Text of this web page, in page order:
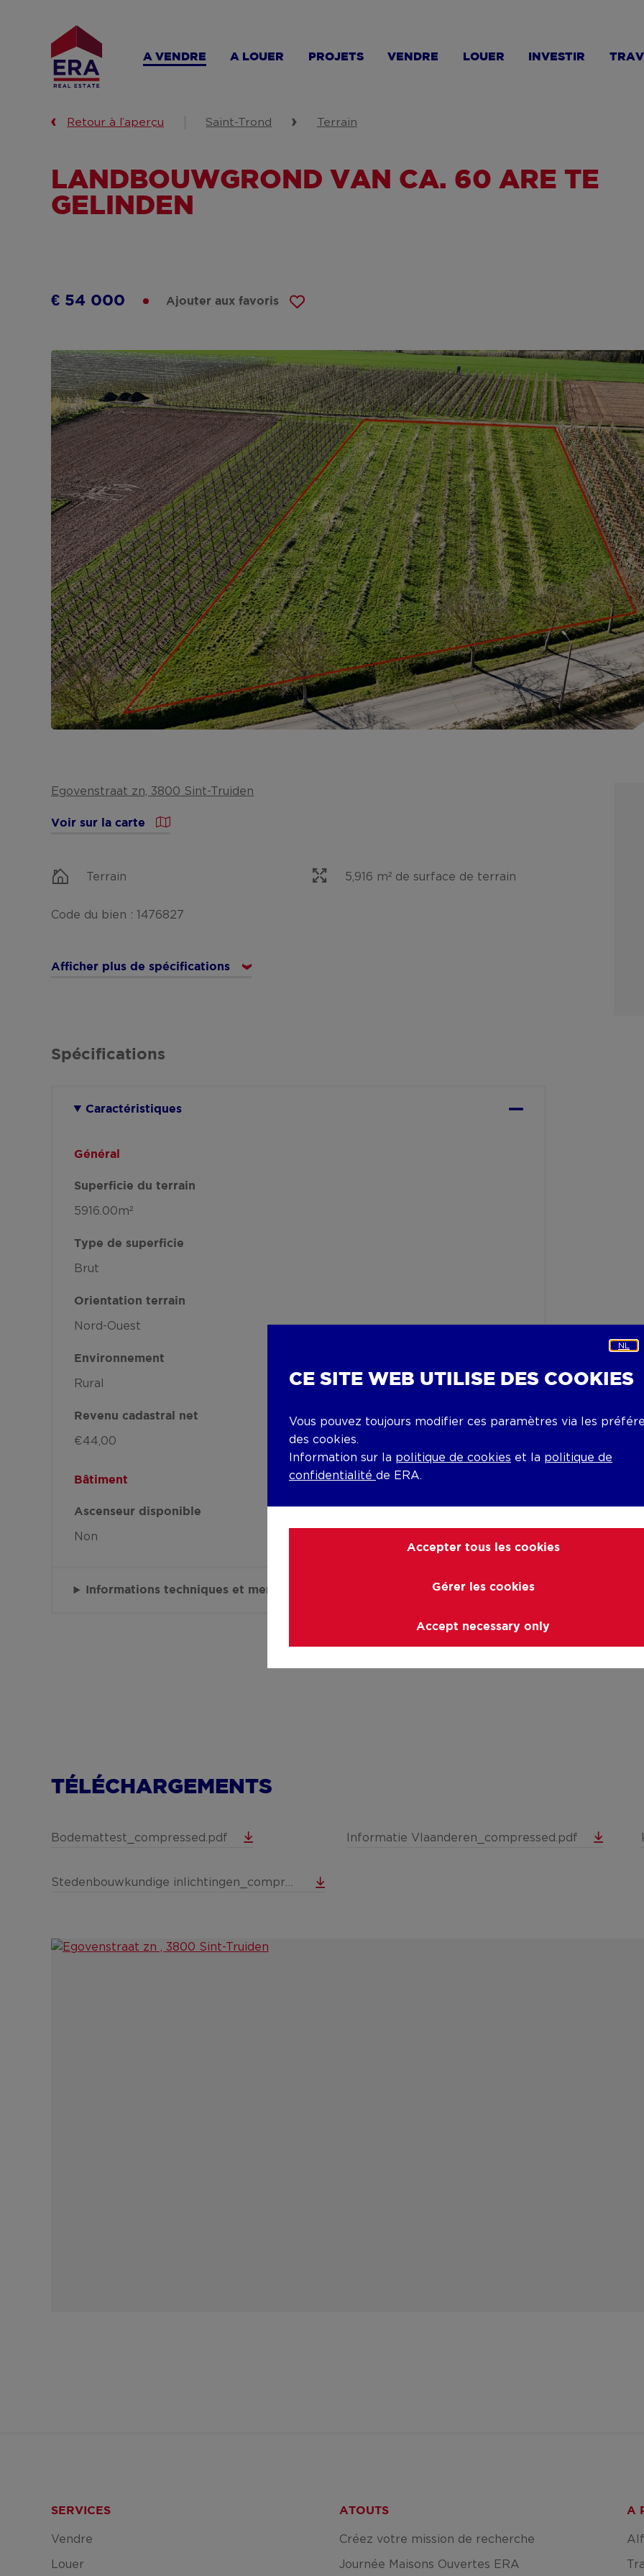
A VENDRE A LOUER PROJETS VENDRE LOUER INVESTIR
Retour à l’aperçu Saint-Trond Terrain
LANDBOUWGROND VAN CA. 60 ARE TE
GELINDEN
€ 54 000 Ajouter aux favoris
Egovenstraat zn, 3800 Sint-Truiden
Voir sur la carte
Terrain 5,916 m² de surface de terrain
Code du bien : 1476827
Afficher plus de spécifications
Spécifications
Caractéristiques
Général
Superficie du terrain
5916.00m²
Type de superficie
Brut
Orientation terrain
Nord-Ouest
Environnement
Rural
Revenu cadastral net
€44,00
Bâtiment
Ascenseur disponible
Non
Informations techniques et mentions légales
TÉLÉCHARGEMENTS
Bodemattest_compressed.pdf Informatie Vlaanderen_compressed.pdf
Stedenbouwkundige inlichtingen_compressed.pdf
SERVICES
Vendre
Louer
ATOUTS
Créez votre mission de recherche
Journée Maisons Ouvertes ERA
A
NL
CE SITE WEB UTILISE DES COOKIES
Vous pouvez toujours modifier ces paramètres via les
des cookies.
Information sur la politique de cookies et la politique de
confidentialité de ERA.
Accepter tous les cookies
Gérer les cookies
Accept necessary only